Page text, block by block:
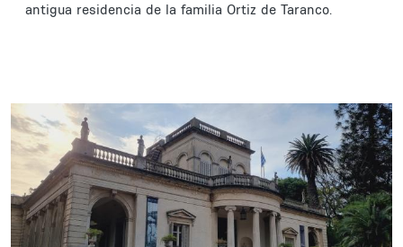
antigua residencia de la familia Ortiz de Taranco.